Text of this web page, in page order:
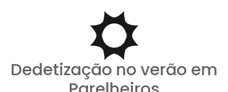
Dedetização no verão em